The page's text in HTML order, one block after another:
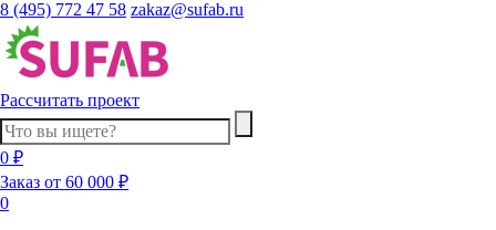
8 (495) 772 47 58 zakaz@sufab.ru
Рассчитать проект
0 ₽
Заказ от 60 000 ₽
0